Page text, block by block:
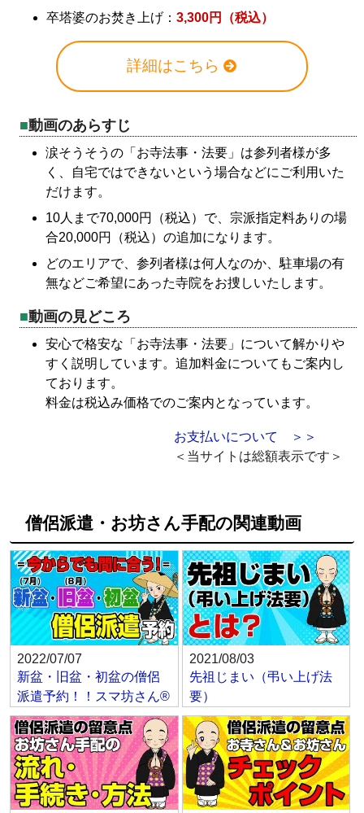
卒塔婆のお焚き上げ： 3,300円（税込）
詳細はこちら
動画のあらすじ
涙そうそうの「お寺法事・法要」は参列者様が多
く、自宅ではできないという場合などにご利用いた
だけます。
10人まで70,000円（税込）で、宗派指定料ありの場
合20,000円（税込）の追加になります。
どのエリアで、参列者様は何人なのか、駐車場の有
無などご希望にあった寺院をお捜しいたします。
動画の見どころ
安心で格安な「お寺法事・法要」について解かりや
すく説明しています。追加料金についてもご案内し
ております。
料金は税込み価格でのご案内となっています。
お支払いについて ＞＞
＜当サイトは総額表示です＞
僧侶派遣・お坊さん手配の関連動画
2022/07/07
新盆・旧盆・初盆の僧侶
派遣予約！！スマ坊さん®
2021/08/03
先祖じまい（弔い上げ法
要）